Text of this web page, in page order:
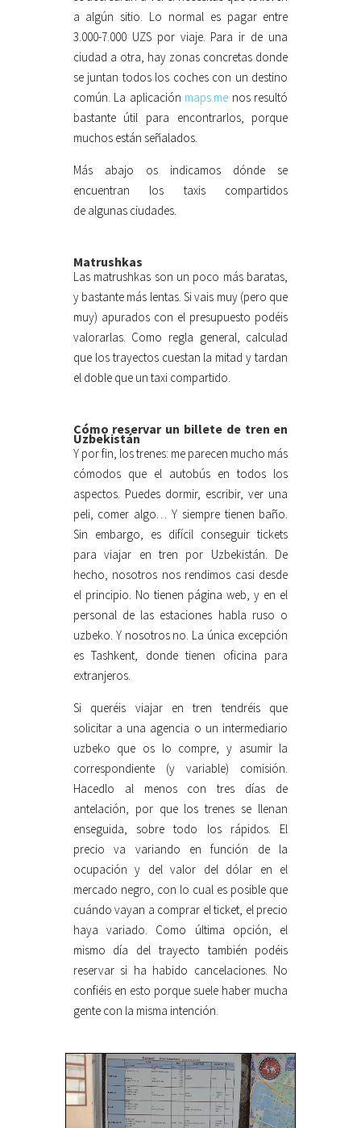
a algún sitio. Lo normal es pagar entre
3.000-7.000 UZS por viaje. Para ir de una
ciudad a otra, hay zonas concretas donde
se juntan todos los coches con un destino
común. La aplicación maps.me nos resultó
bastante útil para encontrarlos, porque
muchos están señalados.
Más abajo os indicamos dónde se
encuentran los taxis compartidos
de algunas ciudades.
Matrushkas
Las matrushkas son un poco más baratas,
y bastante más lentas. Si vais muy (pero que
muy) apurados con el presupuesto podéis
valorarlas. Como regla general, calculad
que los trayectos cuestan la mitad y tardan
el doble que un taxi compartido.
Cómo reservar un billete de tren en
Uzbekistán
Y por fin, los trenes: me parecen mucho más
cómodos que el autobús en todos los
aspectos. Puedes dormir, escribir, ver una
peli, comer algo… Y siempre tienen baño.
Sin embargo, es difícil conseguir tickets
para viajar en tren por Uzbekistán. De
hecho, nosotros nos rendimos casi desde
el principio. No tienen página web, y en el
personal de las estaciones habla ruso o
uzbeko. Y nosotros no. La única excepción
es Tashkent, donde tienen oficina para
extranjeros.
Si queréis viajar en tren tendréis que
solicitar a una agencia o un intermediario
uzbeko que os lo compre, y asumir la
correspondiente (y variable) comisión.
Hacedlo al menos con tres días de
antelación, por que los trenes se llenan
enseguida, sobre todo los rápidos. El
precio va variando en función de la
ocupación y del valor del dólar en el
mercado negro, con lo cual es posible que
cuándo vayan a comprar el ticket, el precio
haya variado. Como última opción, el
mismo día del trayecto también podéis
reservar si ha habido cancelaciones. No
confiéis en esto porque suele haber mucha
gente con la misma intención.